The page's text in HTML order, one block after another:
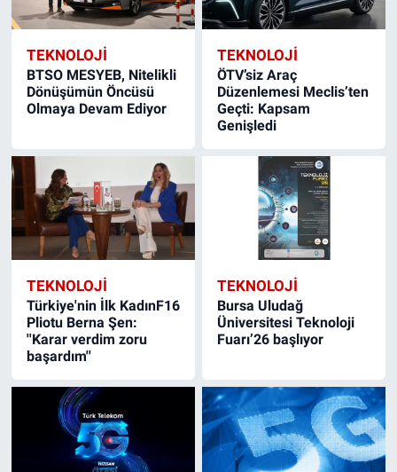
TEKNOLOJİ
BTSO MESYEB, Nitelikli
Dönüşümün Öncüsü
Olmaya Devam Ediyor
TEKNOLOJİ
ÖTV’siz Araç
Düzenlemesi Meclis’ten
Geçti: Kapsam
Genişledi
TEKNOLOJİ
Türkiye'nin İlk KadınF16
Pliotu Berna Şen:
''Karar verdim zoru
başardım''
TEKNOLOJİ
Bursa Uludağ
Üniversitesi Teknoloji
Fuarı’26 başlıyor